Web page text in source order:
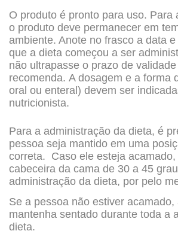
O produto é pronto para uso. Para
o produto deve permanecer em
ambiente. Anote no frasco a data
que a dieta começou a ser
não ultrapasse o prazo de
recomenda. A dosagem e a forma
oral ou enteral) devem ser
nutricionista.
Para a administração da dieta, é
pessoa seja mantido em uma
correta. Caso ele esteja acamado,
cabeceira da cama de 30 a 45
administração da dieta, por pelo
Se a pessoa não estiver acamado,
mantenha sentado durante toda a
dieta.